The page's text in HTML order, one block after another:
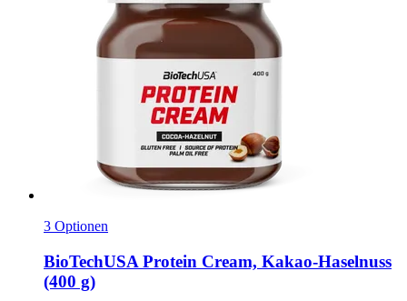
3 Optionen
BioTechUSA Protein Cream, Kakao-​Haselnuss
(400 g)